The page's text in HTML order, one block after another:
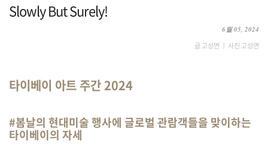
Slowly But Surely!
6월 05, 2024
글 고성연 ㅣ 사진 고성연
타이베이 아트 주간 2024
#봄날의 현대미술 행사에 글로벌 관람객들을 맞이하는
타이베이의 자세